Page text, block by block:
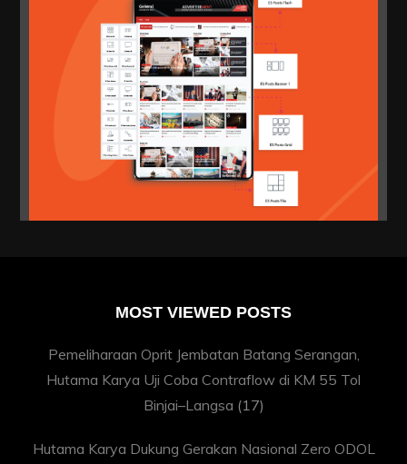
MOST VIEWED POSTS
Pemeliharaan Oprit Jembatan Batang Serangan,
Hutama Karya Uji Coba Contraflow di KM 55 Tol
Binjai–Langsa (17)
Hutama Karya Dukung Gerakan Nasional Zero ODOL